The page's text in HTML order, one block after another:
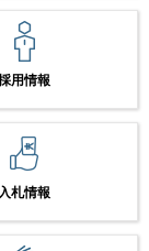
用情報
入札情報